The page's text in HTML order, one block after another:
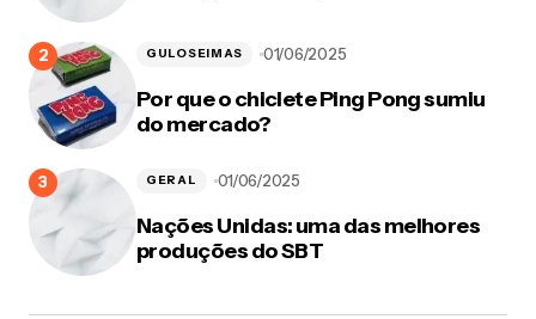
Por que o chiclete Ping Pong sumiu
do mercado?
GULOSEIMAS 01/06/2025
Nações Unidas: uma das melhores
produções do SBT
GERAL 01/06/2025